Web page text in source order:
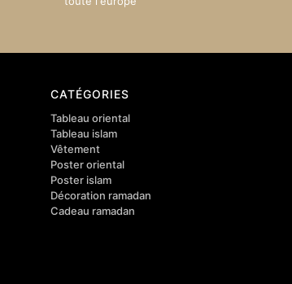
CATÉGORIES
Tableau oriental
Tableau islam
Vêtement
Poster oriental
Poster islam
Décoration ramadan
Cadeau ramadan